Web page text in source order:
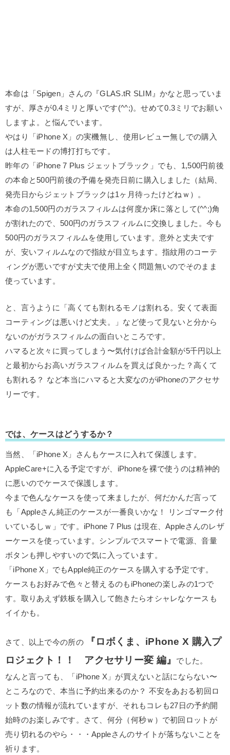
本命は「Spigen」さんの『GLAS.tR SLIM』かなと思っていま
すが、厚さが0.4ミリと厚いです(^^;)。せめて0.3ミリでお願い
しますよ。と悩んでいます。
やはり「iPhone X」の実機無し、使用レビュー無しでの購入
は人柱モードの博打打ちです。
昨年の「iPhone 7 Plus ジェットブラック」でも、1,500円前後
の本命と500円前後の予備を発売日前に購入しました（結局、
発売日からジェットブラックは1ヶ月待ったけどねｗ）。
本命の1,500円のガラスフィルムは何度か床に落として(^^;)角
が割れたので、500円のガラスフィルムに交換しました。今も
500円のガラスフィルムを使用しています。意外と丈夫です
が、安いフィルムなので指紋が目立ちます。指紋用のコーテ
ィングが悪いですが丈夫で使用上全く問題無いのでそのまま
使っています。
と、言うように「高くても割れるモノは割れる。安くて表面
コーティングは悪いけど丈夫。」など使って見ないと分から
ないのがガラスフィルムの面白いところです。
ハマると次々に買ってしまう〜気付けば合計金額が5千円以上
と最初からお高いガラスフィルムを買えば良かった？高くて
も割れる？ など本当にハマると大変なのがiPhoneのアクセサ
リーです。
では、ケースはどうするか？
当然、「iPhone X」さんもケースに入れて保護します。
AppleCare+に入る予定ですが、iPhoneを裸で使うのは精神的
に悪いのでケースで保護します。
今まで色んなケースを使って来ましたが、何だかんだ言って
も「Appleさん純正のケースが一番良いかな！ リンゴマーク付
いているしｗ」です。iPhone 7 Plus は現在、Appleさんのレザ
ーケースを使っています。シンプルでスマートで電源、音量
ボタンも押しやすいので気に入っています。
「iPhone X」でもApple純正のケースを購入する予定です。
ケースもお好みで色々と替えるのもiPhoneの楽しみの1つで
す。取りあえず鉄板を購入して飽きたらオシャレなケースも
イイかも。
さて、以上で今の所の
『ロボくま、iPhone X 購入プ
ロジェクト！！ アクセサリー変編』
でした。
なんと言っても、「iPhone X」が買えないと話にならない〜
ところなので、本当に予約出来るのか？ 不安をあおる初回ロ
ット数の情報が流れていますが、それもコレも27日の予約開
始時のお楽しみです。さて、何分（何秒ｗ）で初回ロットが
売り切れるのやら・・・Appleさんのサイトが落ちないことを
祈ります。